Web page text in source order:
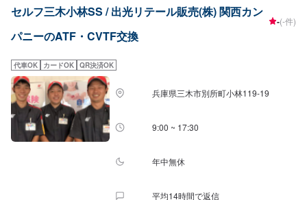
セルフ三木小林SS / 出光リテール販売(株) 関西カン
パニーのATF・CVTF交換
-(-件)
代車OK カードOK QR決済OK
兵庫県三木市別所町小林119-19
9:00 ~ 17:30
年中無休
平均14時間で返信